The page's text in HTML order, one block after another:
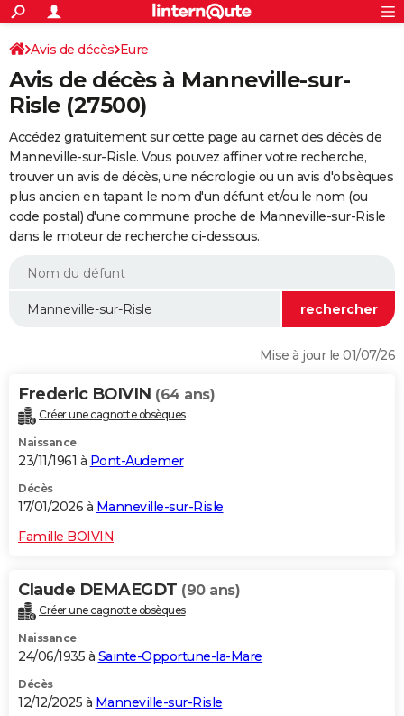
ACTUALITÉS
Politique
Société
Faits Divers
Education
Monde
Villes
+
SPORT
Coupe du monde 2026
Football
Tennis
Cyclisme
Rugby
Forum
CULTURE
FINANCE
Retraite
Impôts
Epargne
Immobilier
Risques naturels par ville
Banque
Assurance
Crédit
Essais
Réserver un essai
Citadines
Berlines
SUV
Forum auto
+
HIGH-TECH
Mobiles
Meilleur smartphone
Internet
Ordinateurs
Jeux vidéo
Guide high-tech
+
BRICOLAGE
Forum
Aménagement intérieur
Extérieur
Cuisine
Salle de bains
Jardinage
Rangement
WEEK-END
Guides de France
Escapades
Patrimoine
Expositions
Musées
Week-end nature
LIFESTYLE
Alimentation
Guide de la santé
Maladies
Médicaments
Sommeil
VOYAGE
Destinations
City break
Voyage nature
Voyage de noces
Forum
Climat
+PHOTO
GUIDES D'ACHAT
BONS PLANS
CARTE DE VOEUX
Dictionnaire
Biographies
Citations
Expressions
Proverbes
PROGRAMME TV
COPAINS D'AVANT
S'inscrire
Se connecter
Lycées
Collèges
Primaires
Universités
Entreprises
Service militaire
Avis de recherche
AVIS DE DÉCÈS
Avis de décès Eure
Avis de décès à Manneville-sur-
Risle (27500)
Accédez gratuitement sur cette page au carnet des décès de
Manneville-sur-Risle. Vous pouvez affiner votre recherche,
trouver un avis de décès, une nécrologie ou un avis d'obsèques
plus ancien en tapant le nom d'un défunt et/ou le nom (ou
code postal) d'une commune proche de Manneville-sur-Risle
dans le moteur de recherche ci-dessous.
Mise à jour le 01/07/26
Frederic BOIVIN (64 ans)
Créer une cagnotte obsèques
Naissance
23/11/1961 à Pont-Audemer
Décès
17/01/2026 à Manneville-sur-Risle
Famille BOIVIN
Claude DEMAEGDT (90 ans)
Créer une cagnotte obsèques
Naissance
24/06/1935 à Sainte-Opportune-la-Mare
Décès
12/12/2025 à Manneville-sur-Risle